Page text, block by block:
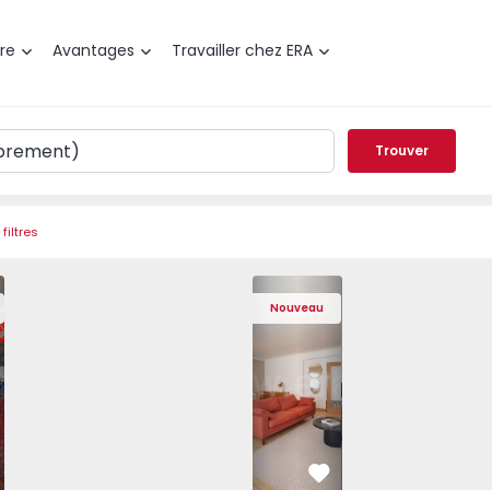
Avantages Travailler chez ERA
Trouver
filtres
de Varzim, Póvoa de Varzim, Beiriz e Argivai - 1574602 - 20
T3 Póvoa de Varzim, Póvoa de Varzim, Beiriz e Argivai -
Appartement T3 Póvoa de Varzim, Póvoa de Varzim, Beiriz
Appartement T3 Póvoa de Varzim, Póvoa de
Appartement T3 Póvoa de Varzim,
Appartement T3 Póvoa de
Appartement
Nouveau
Appartement T4 Cascais, São
Appartement T4 Cascais,
Appartement T4
Préféré